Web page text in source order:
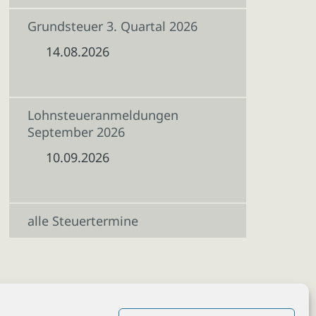
Grundsteuer 3. Quartal 2026
14.08.2026
Lohnsteueranmeldungen
September 2026
10.09.2026
alle Steuertermine